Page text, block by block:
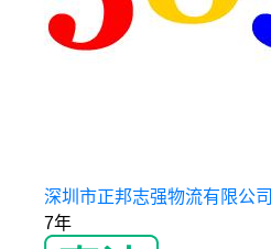
深圳市正邦志强物流有限公司
7年